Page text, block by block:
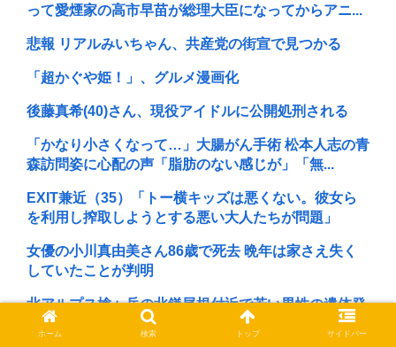
って愛煙家の高市早苗が総理大臣になってからアニ...
悲報 リアルみいちゃん、共産党の街宣で見つかる
「超かぐや姫！」、グルメ漫画化
後藤真希(40)さん、現役アイドルに公開処刑される
「かなり小さくなって…」大腸がん手術 松本人志の青
森訪問姿に心配の声「脂肪のない感じが」「無...
EXIT兼近（35）「トー横キッズは悪くない。彼女ら
を利用し搾取しようとする悪い大人たちが問題」
女優の小川真由美さん86歳で死去 晩年は家さえ失く
していたことが判明
北アルプス槍ヶ岳の北鎌尾根付近で若い男性の遺体発
見 尾根から数百メートル下の急斜面 付近では男子...
ホーム 検索 トップ サイドバー